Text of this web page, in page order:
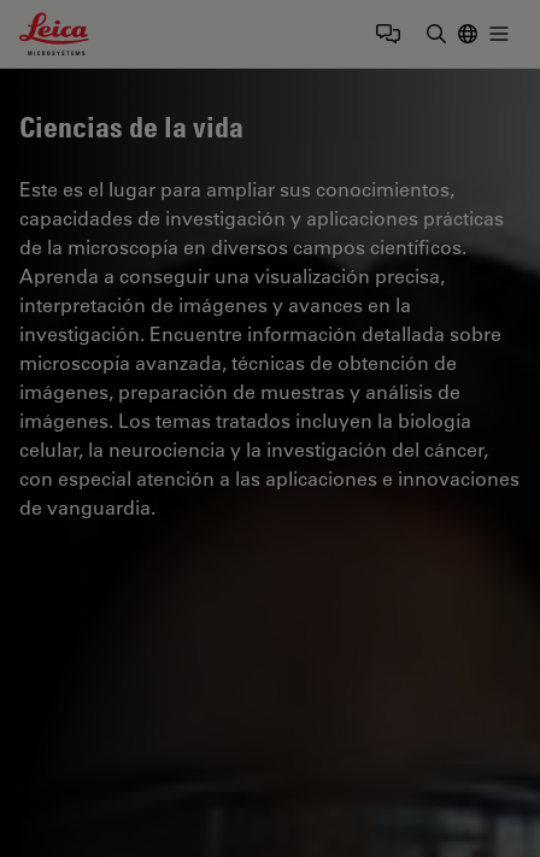
Leica Microsystems Logo
Ciencias de la vida
Este es el lugar para ampliar sus conocimientos,
capacidades de investigación y aplicaciones prácticas
de la microscopía en diversos campos científicos.
Aprenda a conseguir una visualización precisa,
interpretación de imágenes y avances en la
investigación. Encuentre información detallada sobre
microscopía avanzada, técnicas de obtención de
imágenes, preparación de muestras y análisis de
imágenes. Los temas tratados incluyen la biología
celular, la neurociencia y la investigación del cáncer,
con especial atención a las aplicaciones e innovaciones
de vanguardia.